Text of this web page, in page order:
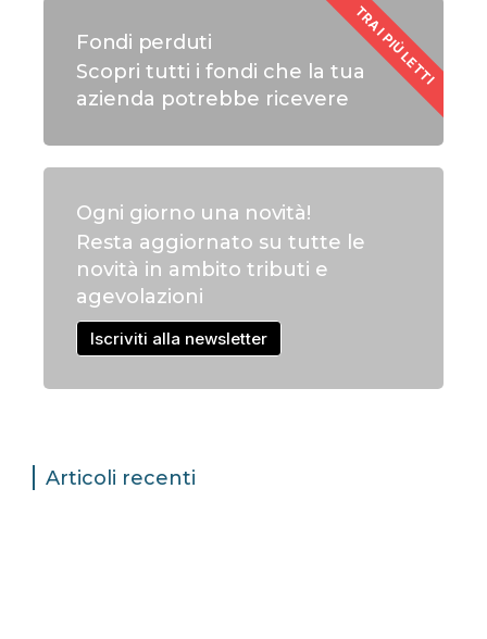
Fondi perduti
Scopri tutti i fondi che la tua
azienda potrebbe ricevere
TRA I PIÙ LETTI
Ogni giorno una novità!
Resta aggiornato su tutte le
novità in ambito tributi e
agevolazioni
Iscriviti alla newsletter
Articoli recenti